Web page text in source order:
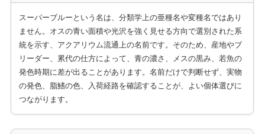
スーパーブルーという名は、分類学上の亜種名や変種名ではあり
ません。オスの青い面積や光沢を強く見せる方向で選別された系
統を示す、アクアリウム流通上の名前です。そのため、産地やブ
リーダー、累代の仕方によって、青の濃さ、メスの黒み、若魚の
発色時期に差が出ることがあります。名前だけで判断せず、実物
の発色、脂鰭の色、入荷経路を確認することが、よい個体選びに
つながります。